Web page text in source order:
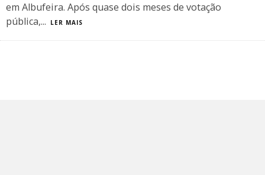
em Albufeira. Após quase dois meses de votação
pública,... LER MAIS